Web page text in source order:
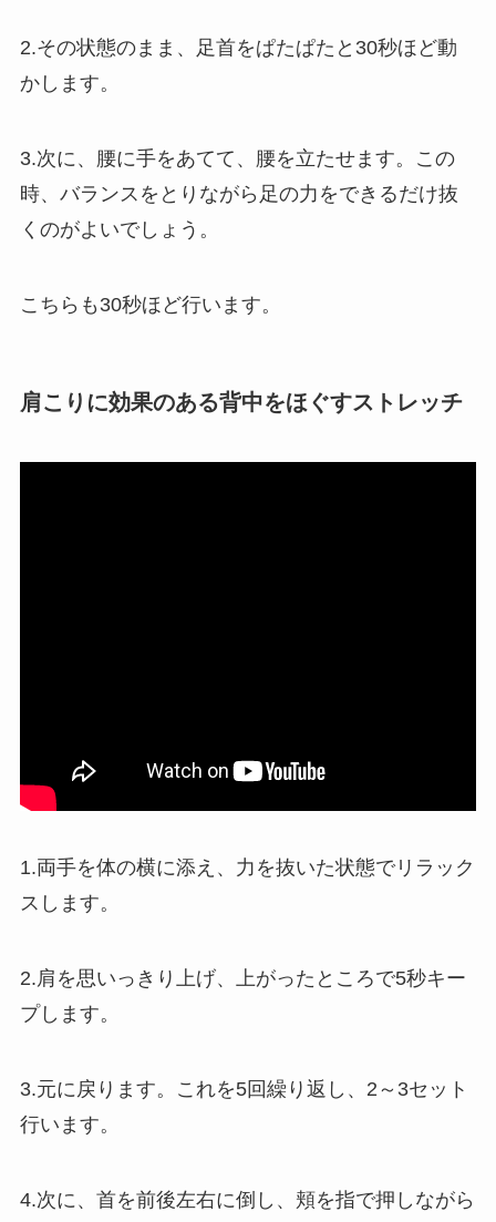
2.その状態のまま、足首をぱたぱたと30秒ほど動
かします。
3.次に、腰に手をあてて、腰を立たせます。この
時、バランスをとりながら足の力をできるだけ抜
くのがよいでしょう。
こちらも30秒ほど行います。
肩こりに効果のある背中をほぐすストレッチ
1.両手を体の横に添え、力を抜いた状態でリラック
スします。
2.肩を思いっきり上げ、上がったところで5秒キー
プします。
3.元に戻ります。これを5回繰り返し、2～3セット
行います。
4.次に、首を前後左右に倒し、頬を指で押しながら